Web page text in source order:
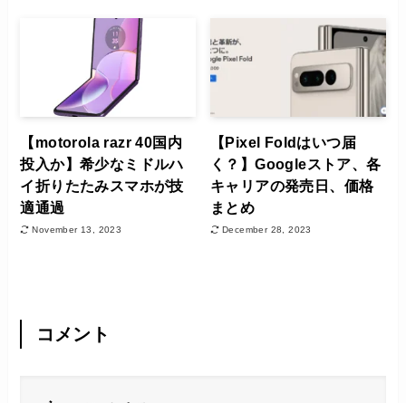
【motorola razr 40国内
投入か】希少なミドルハ
イ折りたたみスマホが技
適通過
November 13, 2023
【Pixel Foldはいつ届
く？】Googleストア、各
キャリアの発売日、価格
まとめ
December 28, 2023
コメント